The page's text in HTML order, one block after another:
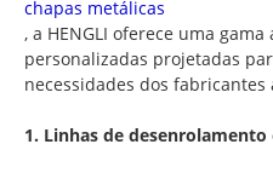
chapas metálicas
, a HENGLI oferece uma
personalizadas projetadas
necessidades dos fabricantes
1. Linhas de